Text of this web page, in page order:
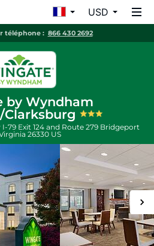
USD
téléphone : 866 430 2692
by Wyndham
79 Exit 124 and Route 279 Bridgeport
26330 US